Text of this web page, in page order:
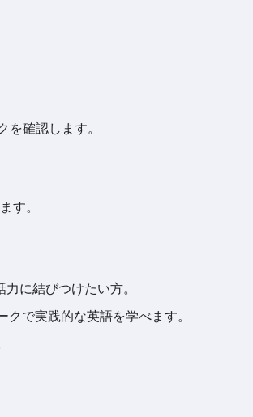
を確認します。
す。
に結びつけたい方。
で実践的な英語を学べます。